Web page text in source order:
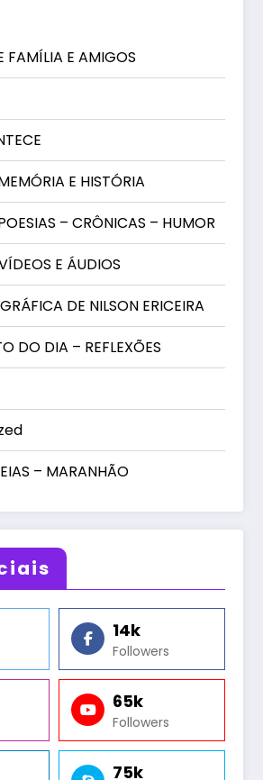
FAMÍLIA E AMIGOS
E HISTÓRIA
– CRÔNICAS – HUMOR
E ÁUDIOS
DE NILSON ERICEIRA
DO DIA – REFLEXÕES
– MARANHÃO
14k
Followers
65k
Followers
75k